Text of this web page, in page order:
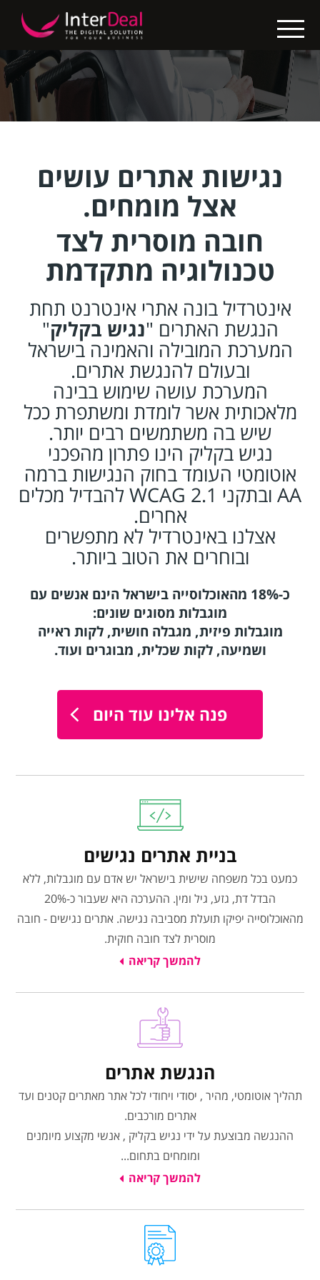
X
בין
לקוחותינו
בניית
קידום
אתרים
החבילות
שלנו
נגישות
אתרים
בלוג
אודותינו
צור
קשר
נגישות אתרים עושים
אצל מומחים.
חובה מוסרית לצד
טכנולוגיה מתקדמת
אינטרדיל בונה אתרי אינטרנט תחת
הנגשת האתרים "נגיש בקליק"
המערכת המובילה והאמינה בישראל
ובעולם להנגשת אתרים.
המערכת עושה שימוש בבינה
מלאכותית אשר לומדת ומשתפרת ככל
שיש בה משתמשים רבים יותר.
נגיש בקליק הינו פתרון מהפכני
אוטומטי העומד בחוק הנגישות ברמה
AA ובתקני WCAG 2.1 להבדיל מכלים
אחרים.
אצלנו באינטרדיל לא מתפשרים
ובוחרים את הטוב ביותר.
כ-18% מהאוכלוסייה בישראל הינם אנשים עם
מוגבלות מסוגים שונים:
מוגבלות פיזית, מגבלה חושית, לקות ראייה
ושמיעה, לקות שכלית, מבוגרים ועוד.
פנה אלינו עוד היום
בניית אתרים נגישים
כמעט בכל משפחה שישית בישראל יש אדם עם מוגבלות, ללא
הבדל דת, גזע, גיל ומין. ההערכה היא שעבור כ-20%
מהאוכלוסייה יפיקו תועלת מסביבה נגישה. אתרים נגישים - חובה
מוסרית לצד חובה חוקית.
להמשך קריאה
הנגשת אתרים
תהליך אוטומטי, מהיר , יסודי ויחודי לכל אתר מאתרים קטנים ועד
אתרים מורכבים.
ההנגשה מבוצעת על ידי נגיש בקליק , אנשי מקצוע מיומנים
ומומחים בתחום...
להמשך קריאה